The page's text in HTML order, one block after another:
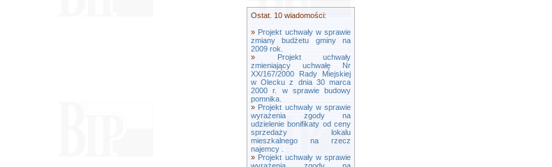
Ostat. 10 wiadomości:
» Projekt uchwały w sprawie
zmiany budżetu gminy na
2009 rok.
»
Projekt uchwały
zmieniający uchwałę Nr
XX/167/2000 Rady Miejskiej
w Olecku z dnia 30 marca
2000 r. w sprawie budowy
pomnika.
» Projekt uchwały w sprawie
wyrażenia zgody na
udzielenie bonifikaty od ceny
sprzedaży lokalu
mieszkalnego na rzecz
najemcy .
» Projekt uchwały w sprawie